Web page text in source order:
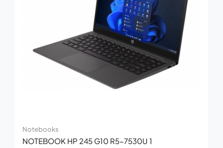
Notebooks
NOTEBOOK HP 245 G10 R5-7530U 1